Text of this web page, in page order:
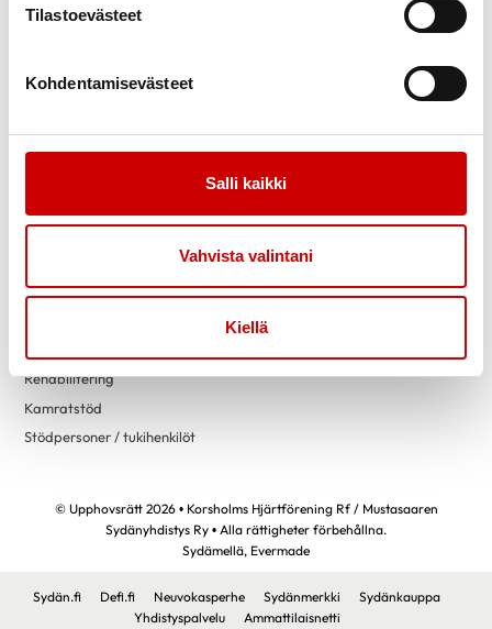
Tilastoevästeet
Kohdentamisevästeet
Salli kaikki
Vahvista valintani
Kiellä
Link to facebookLink to instagram
Link to youtube
Information Verksamhet
Om oss / Tietoa meistä
Styrelsen / Johtokunta
Bli medlem / Liity jäseneksi
Tapahtumakalenteri
Rehabilitering
Kamratstöd
Stödpersoner / tukihenkilöt
© Upphovsrätt 2026 • Korsholms Hjärtförening Rf / Mustasaaren
Sydänyhdistys Ry • Alla rättigheter förbehållna.
Sydämellä, Evermade
Sydän.fi Defi.fi Neuvokasperhe Sydänmerkki
Sydänkauppa
Yhdistyspalvelu
Ammattilaisnetti